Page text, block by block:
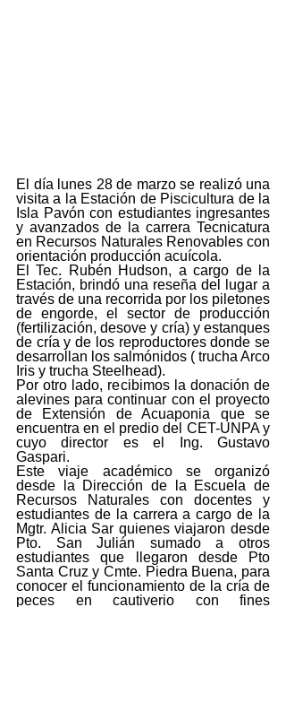
El día lunes 28 de marzo se realizó una
visita a la Estación de Piscicultura de la
Isla Pavón con estudiantes ingresantes
y avanzados de la carrera Tecnicatura
en Recursos Naturales Renovables con
orientación producción acuícola.
El Tec. Rubén Hudson, a cargo de la
Estación, brindó una reseña del lugar a
través de una recorrida por los piletones
de engorde, el sector de producción
(fertilización, desove y cría) y estanques
de cría y de los reproductores donde se
desarrollan los salmónidos ( trucha Arco
Iris y trucha Steelhead).
Por otro lado, recibimos la donación de
alevines para continuar con el proyecto
de Extensión de Acuaponia que se
encuentra en el predio del CET-UNPA y
cuyo director es el Ing. Gustavo
Gaspari.
Este viaje académico se organizó
desde la Dirección de la Escuela de
Recursos Naturales con docentes y
estudiantes de la carrera a cargo de la
Mgtr. Alicia Sar quienes viajaron desde
Pto. San Julián sumado a otros
estudiantes que llegaron desde Pto
Santa Cruz y Cmte. Piedra Buena, para
conocer el funcionamiento de la cría de
peces en cautiverio con fines